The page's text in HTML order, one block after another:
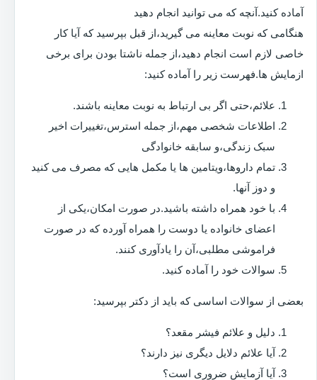
آماده کنید.آنچه که می توانید انجام دهید
هنگامی که نوبت معاینه می گیرید،از قبل بپرسید که آیا کار
خاصی لازم است انجام دهید،از جمله ناشتا بودن برای برخی
ازمایش ها.فهرست زیر را آماده کنید:
علائم،حتی اگر بی ارتباط به نوبت معاینه باشند.
اطلاعات شخصی مهم،از جمله استرس،تغییرات اخیر
سبک زندگی،و سابقه خانوادگی
تمام داروها،ویتامین ها یا مکمل هایی که مصرف می کنید
و دوز آنها.
با خود همراه داشته باشید.در صورت امکان،یکی از
اعضای خانواده یا دوست را همراه آورده که در صورت
فراموشی مطلبی،آن را یادآوری کنند.
سوالات خود را آماده کنید.
بعضی از سوالات اساسی که باید از دکتر بپرسید:
دلیل و علائم فیشر مقعد؟
آیا علائم دلایل دیگری نیز دارند؟
آیا آزمایش ضروری است؟